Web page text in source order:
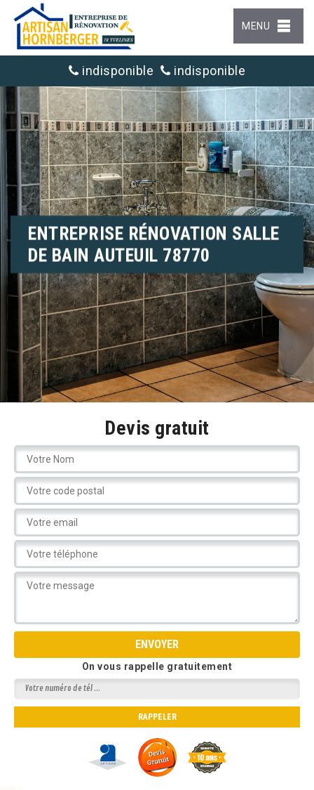
MENU
indisponible indisponible
ENTREPRISE RÉNOVATION SALLE
DE BAIN AUTEUIL 78770
Devis gratuit
On vous rappelle gratuitement